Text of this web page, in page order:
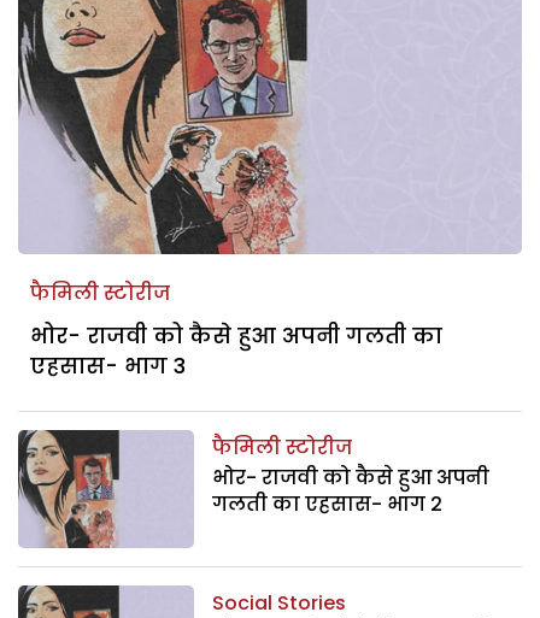
फैमिली स्टोरीज
भोर- राजवी को कैसे हुआ अपनी गलती का
एहसास- भाग 3
फैमिली स्टोरीज
भोर- राजवी को कैसे हुआ अपनी
गलती का एहसास- भाग 2
Social Stories